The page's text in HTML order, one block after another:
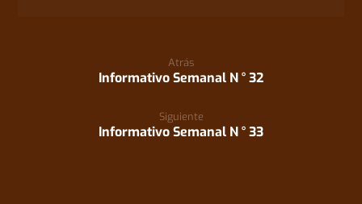
Atrás
Informativo Semanal N ° 32
Siguiente
Informativo Semanal N ° 33